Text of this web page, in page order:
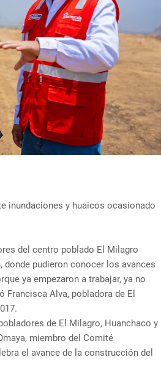
inundaciones y huaicos ocasionado
del centro poblado El Milagro
donde pudieron conocer los avances
ya empezaron a trabajar, ya no
Francisca Alva, pobladora de El
de El Milagro, Huanchaco y
miembro del Comité
el avance de la construcción del